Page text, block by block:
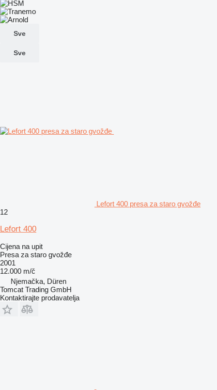
Sve
Sve
Lefort 400 presa za staro gvožđe
12
Lefort 400
Cijena na upit
Presa za staro gvožđe
2001
12.000 m/č
Njemačka, Düren
Tomcat Trading GmbH
Kontaktirajte prodavatelja